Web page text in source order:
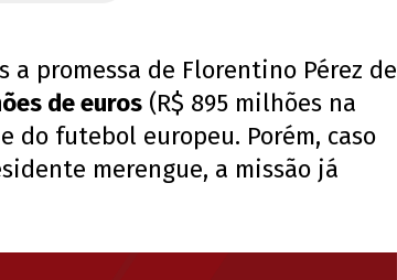
a promessa de Florentino Pérez de
de euros (R$ 895 milhões na
do futebol europeu. Porém, caso
merengue, a missão já